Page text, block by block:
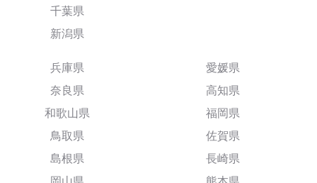
千葉県
新潟県
兵庫県
奈良県
和歌山県
鳥取県
島根県
愛媛県
高知県
福岡県
佐賀県
長崎県